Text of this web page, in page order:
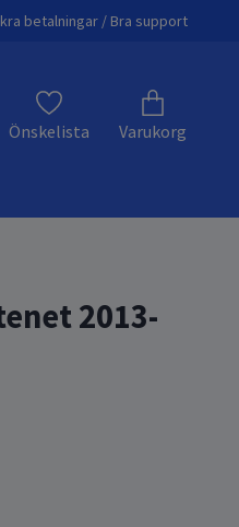
betalningar / Bra support
Önskelista Varukorg
2013-